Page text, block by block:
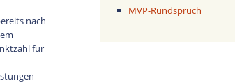
nach
für
MVP-Rundspruch